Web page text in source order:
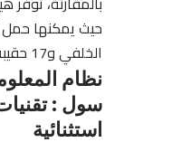
حيث يمكنها
الخلفي و17 حقيبة عند طي المقاعد.
نظام
سول :
استثنائية